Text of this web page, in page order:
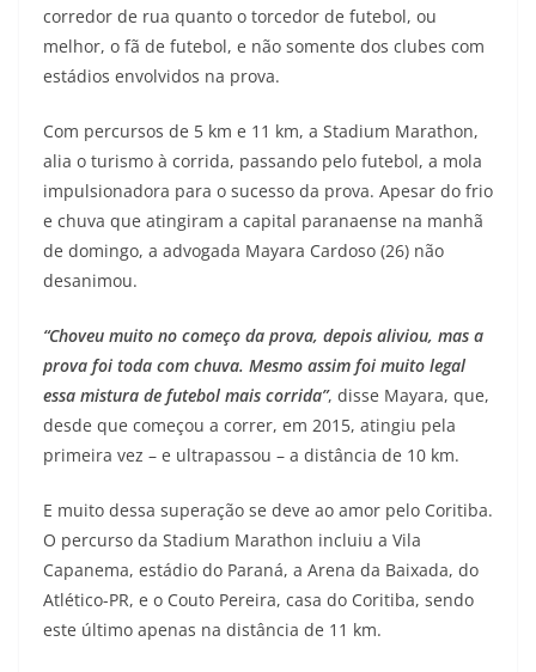
corredor de rua quanto o torcedor de futebol, ou
melhor, o fã de futebol, e não somente dos clubes com
estádios envolvidos na prova.
Com percursos de 5 km e 11 km, a Stadium Marathon,
alia o turismo à corrida, passando pelo futebol, a mola
impulsionadora para o sucesso da prova. Apesar do frio
e chuva que atingiram a capital paranaense na manhã
de domingo, a advogada Mayara Cardoso (26) não
desanimou.
“Choveu muito no começo da prova, depois aliviou, mas a
prova foi toda com chuva. Mesmo assim foi muito legal
essa mistura de futebol mais corrida”, disse Mayara, que,
desde que começou a correr, em 2015, atingiu pela
primeira vez – e ultrapassou – a distância de 10 km.
E muito dessa superação se deve ao amor pelo Coritiba.
O percurso da Stadium Marathon incluiu a Vila
Capanema, estádio do Paraná, a Arena da Baixada, do
Atlético-PR, e o Couto Pereira, casa do Coritiba, sendo
este último apenas na distância de 11 km.